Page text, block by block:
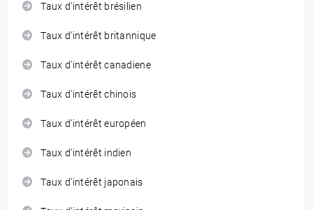
Taux d'intérêt brésilien
Taux d'intérêt britannique
Taux d'intérêt canadiene
Taux d'intérêt chinois
Taux d'intérêt européen
Taux d'intérêt indien
Taux d'intérêt japonais